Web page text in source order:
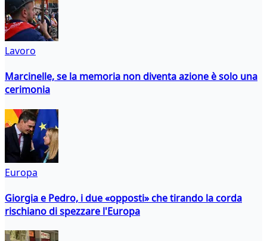
Lavoro
Marcinelle, se la memoria non diventa azione è solo una
cerimonia
Europa
Giorgia e Pedro, i due «opposti» che tirando la corda
rischiano di spezzare l'Europa